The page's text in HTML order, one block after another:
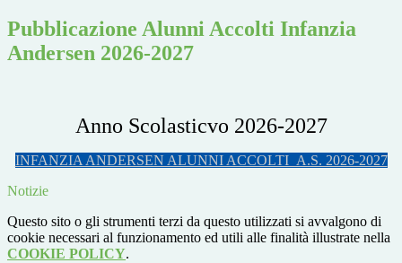
Pubblicazione Alunni Accolti Infanzia
Andersen 2026-2027
Anno Scolasticvo 2026-2027
INFANZIA ANDERSEN ALUNNI ACCOLTI_A.S. 2026-2027
Notizie
Questo sito o gli strumenti terzi da questo utilizzati si avvalgono di
cookie necessari al funzionamento ed utili alle finalità illustrate nella
COOKIE POLICY.